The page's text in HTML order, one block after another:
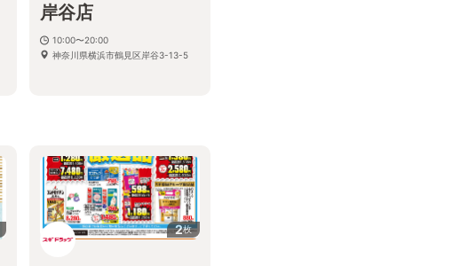
岸谷店
10:00〜20:00
神奈川県横浜市鶴見区岸谷3-13-5
2枚